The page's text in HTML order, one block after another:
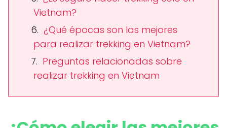
Vietnam?
¿Qué épocas son las mejores
para realizar trekking en Vietnam?
Preguntas relacionadas sobre
realizar trekking en Vietnam